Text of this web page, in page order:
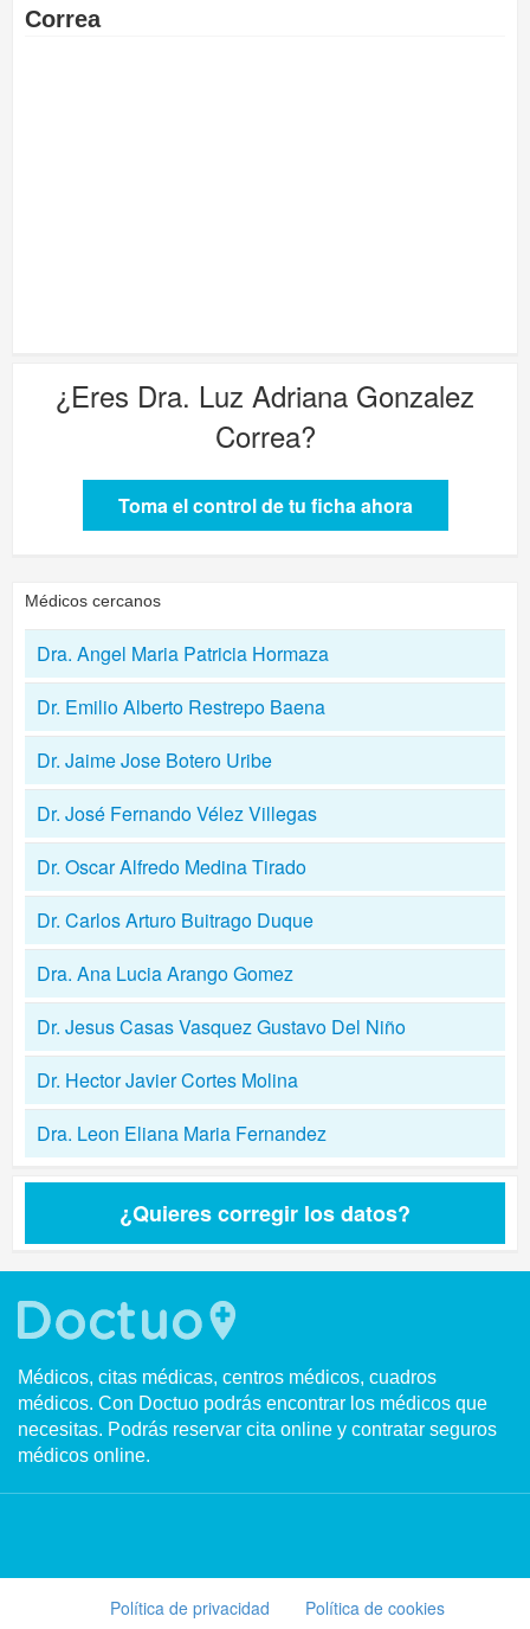
Correa
¿Eres Dra. Luz Adriana Gonzalez
Correa?
Toma el control de tu ficha ahora
Médicos cercanos
Dra. Angel Maria Patricia Hormaza
Dr. Emilio Alberto Restrepo Baena
Dr. Jaime Jose Botero Uribe
Dr. José Fernando Vélez Villegas
Dr. Oscar Alfredo Medina Tirado
Dr. Carlos Arturo Buitrago Duque
Dra. Ana Lucia Arango Gomez
Dr. Jesus Casas Vasquez Gustavo Del Niño
Dr. Hector Javier Cortes Molina
Dra. Leon Eliana Maria Fernandez
¿Quieres corregir los datos?
Médicos, citas médicas, centros médicos, cuadros
médicos. Con Doctuo podrás encontrar los médicos que
necesitas. Podrás reservar cita online y contratar seguros
médicos online.
Política de privacidad Política de cookies